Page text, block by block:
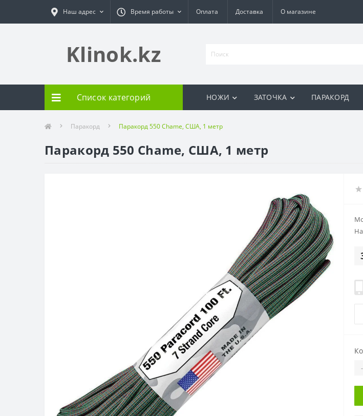
Наш адрес Время работы Оплата Доставка О магазине
Klinok.kz
Список категорий НОЖИ ЗАТОЧКА ПАРАКОРД
Паракорд Паракорд 550 Chame, США, 1 метр
Паракорд 550 Chame, США, 1 метр
-